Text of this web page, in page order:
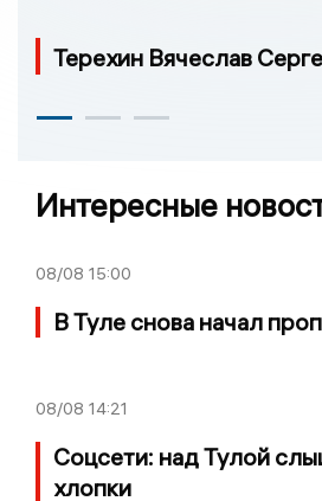
Терехин Вячеслав
Интересные
08/08 15:00
В Туле снова начал
08/08 14:21
Соцсети: над Тулой
хлопки